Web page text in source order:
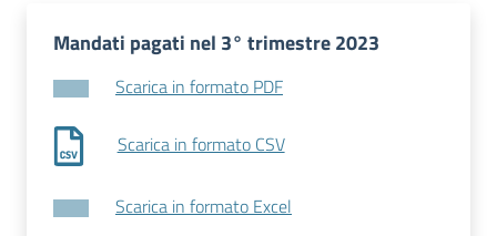
Mandati pagati nel 3° trimestre 2023
Scarica in formato PDF
Scarica in formato CSV
Scarica in formato Excel